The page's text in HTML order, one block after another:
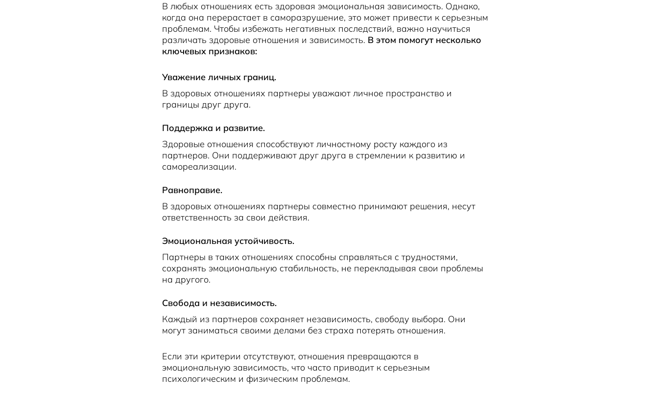
В любых отношениях есть здоровая эмоциональная зависимость. Однако,
когда она перерастает в саморазрушение, это может привести к серьезным
проблемам. Чтобы избежать негативных последствий, важно научиться
различать здоровые отношения и зависимость. В этом помогут несколько
ключевых признаков:
Уважение личных границ.
В здоровых отношениях партнеры уважают личное пространство и
границы друг друга.
Поддержка и развитие.
Здоровые отношения способствуют личностному росту каждого из
партнеров. Они поддерживают друг друга в стремлении к развитию и
самореализации.
Равноправие.
В здоровых отношениях партнеры совместно принимают решения, несут
ответственность за свои действия.
Эмоциональная устойчивость.
Партнеры в таких отношениях способны справляться с трудностями,
сохранять эмоциональную стабильность, не перекладывая свои проблемы
на другого.
Свобода и независимость.
Каждый из партнеров сохраняет независимость, свободу выбора. Они
могут заниматься своими делами без страха потерять отношения.
Если эти критерии отсутствуют, отношения превращаются в
эмоциональную зависимость, что часто приводит к серьезным
психологическим и физическим проблемам.